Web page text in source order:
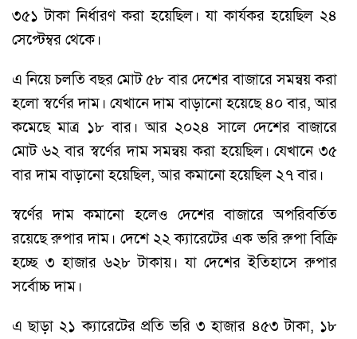
৩৫১ টাকা নির্ধারণ করা হয়েছিল। যা কার্যকর হয়েছিল ২৪
সেপ্টেম্বর থেকে।
এ নিয়ে চলতি বছর মোট ৫৮ বার দেশের বাজারে সমন্বয় করা
হলো স্বর্ণের দাম। যেখানে দাম বাড়ানো হয়েছে ৪০ বার, আর
কমেছে মাত্র ১৮ বার। আর ২০২৪ সালে দেশের বাজারে
মোট ৬২ বার স্বর্ণের দাম সমন্বয় করা হয়েছিল। যেখানে ৩৫
বার দাম বাড়ানো হয়েছিল, আর কমানো হয়েছিল ২৭ বার।
স্বর্ণের দাম কমানো হলেও দেশের বাজারে অপরিবর্তিত
রয়েছে রুপার দাম। দেশে ২২ ক্যারেটের এক ভরি রুপা বিক্রি
হচ্ছে ৩ হাজার ৬২৮ টাকায়। যা দেশের ইতিহাসে রুপার
সর্বোচ্চ দাম।
এ ছাড়া ২১ ক্যারেটের প্রতি ভরি ৩ হাজার ৪৫৩ টাকা, ১৮